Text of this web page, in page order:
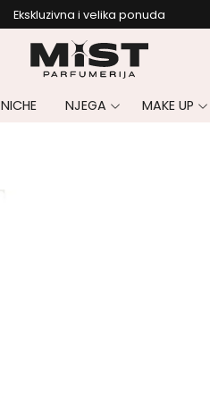
Ekskluzivna i velika ponuda
NICHE NJEGA MAKE UP